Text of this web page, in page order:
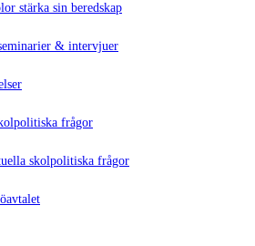
stärka sin beredskap
& intervjuer
frågor
skolpolitiska frågor